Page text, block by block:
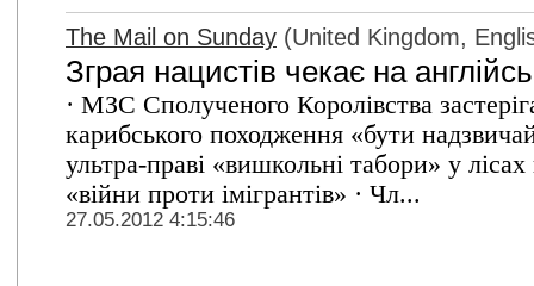
The Mail on Sunday (United Kingdom,
Зграя нацистів чекає на
· МЗС Сполученого Королівства
карибського походження «бути
ультра-праві «вишкольні табори» у
«війни проти імігрантів» · Чл...
27.05.2012 4:15:46